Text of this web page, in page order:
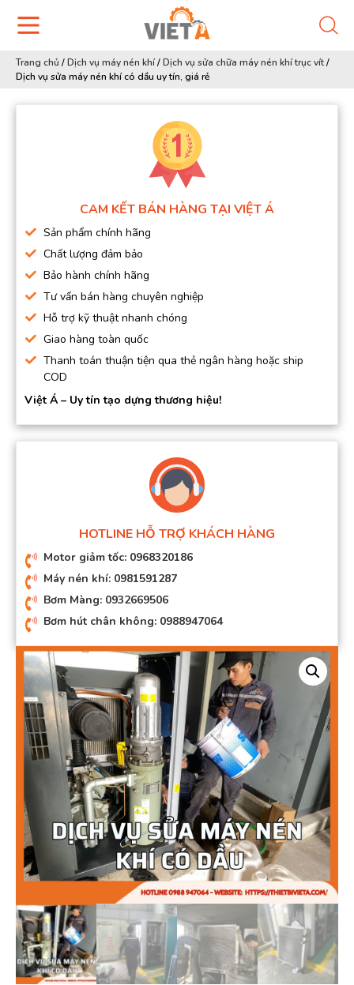
Trang chủ /Dịch vụ máy nén khí/Dịch vụ sửa chữa máy nén khí trục vít/
Dịch vụ sửa máy nén khí có dầu uy tín, giá rẻ
CAM KẾT BÁN HÀNG TẠI VIỆT Á
Sản phẩm chính hãng
Chất lượng đảm bảo
Bảo hành chính hãng
Tư vấn bán hàng chuyên nghiệp
Hỗ trợ kỹ thuật nhanh chóng
Giao hàng toàn quốc
Thanh toán thuận tiện qua thẻ ngân hàng hoặc ship
COD
Việt Á – Uy tín tạo dựng thương hiệu!
HOTLINE HỖ TRỢ KHÁCH HÀNG
Motor giảm tốc: 0968320186
Máy nén khí: 0981591287
Bơm Màng: 0932669506
Bơm hút chân không: 0988947064